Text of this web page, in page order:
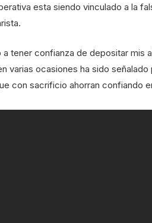
esta siendo vinculado a la
a tener confianza de depositar mis
varias ocasiones ha sido
con sacrificio ahorran confiando